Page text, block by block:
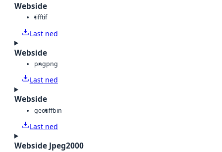
Webside
tifftif
Last ned
Webside
pngpng
Last ned
Webside
geotiffbin
Last ned
Webside Jpeg2000